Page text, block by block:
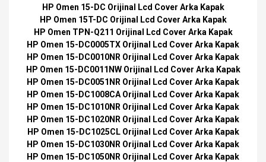
HP Omen 15-DC Orijinal Lcd Cover Arka Kapak
HP Omen 15T-DC Orijinal Lcd Cover Arka Kapak
HP Omen TPN-Q211 Orijinal Lcd Cover Arka Kapak
HP Omen 15-DC0005TX Orijinal Lcd Cover Arka Kapak
HP Omen 15-DC0010NR Orijinal Lcd Cover Arka Kapak
HP Omen 15-DC0011NW Orijinal Lcd Cover Arka Kapak
HP Omen 15-DC0051NR Orijinal Lcd Cover Arka Kapak
HP Omen 15-DC1008CA Orijinal Lcd Cover Arka Kapak
HP Omen 15-DC1010NR Orijinal Lcd Cover Arka Kapak
HP Omen 15-DC1020NR Orijinal Lcd Cover Arka Kapak
HP Omen 15-DC1025CL Orijinal Lcd Cover Arka Kapak
HP Omen 15-DC1030NR Orijinal Lcd Cover Arka Kapak
HP Omen 15-DC1050NR Orijinal Lcd Cover Arka Kapak